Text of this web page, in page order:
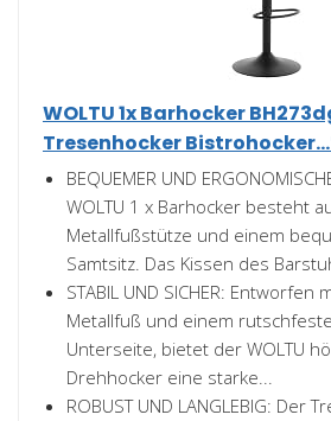
WOLTU 1x Barhocker
Tresenhocker
BEQUEMER UND
WOLTU 1 x Barhocker besteht
Metallfußstütze und einem
Samtsitz. Das Kissen des
STABIL UND SICHER:
Metallfuß und einem
Unterseite, bietet der WOLTU
Drehhocker eine starke...
ROBUST UND LANGLEBIG: Der